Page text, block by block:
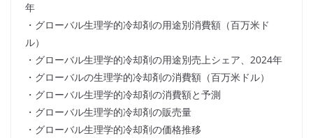
年
・グローバル生理学的冷却剤の用途別消費額（百万米ド
ル）
・グローバル生理学的冷却剤の用途別売上シェア、2024年
・グローバルの生理学的冷却剤の消費額（百万米ドル）
・グローバル生理学的冷却剤の消費額と予測
・グローバル生理学的冷却剤の販売量
・グローバル生理学的冷却剤の価格推移